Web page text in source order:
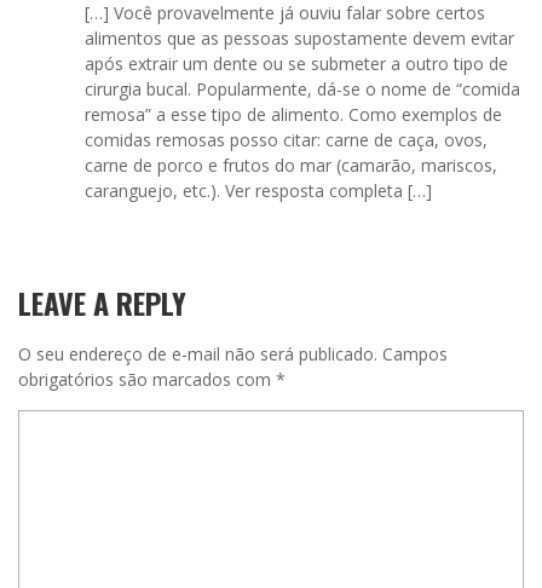
[…] Você provavelmente já ouviu falar sobre certos
alimentos que as pessoas supostamente devem evitar
após extrair um dente ou se submeter a outro tipo de
cirurgia bucal. Popularmente, dá-se o nome de “comida
remosa” a esse tipo de alimento. Como exemplos de
comidas remosas posso citar: carne de caça, ovos,
carne de porco e frutos do mar (camarão, mariscos,
caranguejo, etc.). Ver resposta completa […]
LEAVE A REPLY
O seu endereço de e-mail não será publicado. Campos
obrigatórios são marcados com *